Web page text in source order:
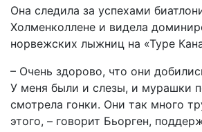
Она следила за успехами
Холменколлене и видела
норвежских лыжниц на «Туре
– Очень здорово, что они
У меня были и слезы, и мурашки
смотрела гонки. Они так много
этого, – говорит Бьорген,